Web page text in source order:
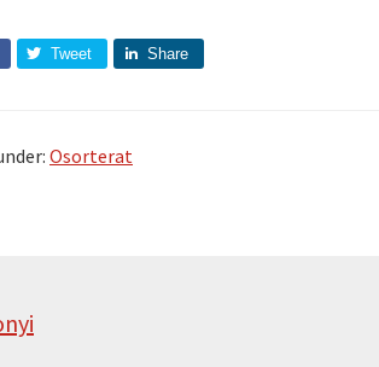
Tweet Share
Osorterat